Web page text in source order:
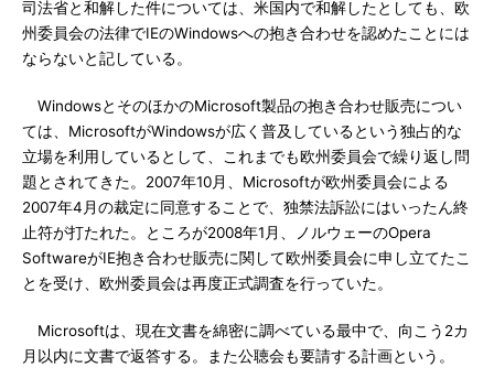
司法省と和解した件については、米国内で和解したとしても、欧
州委員会の法律でIEのWindowsへの抱き合わせを認めたことには
ならないと記している。
WindowsとそのほかのMicrosoft製品の抱き合わせ販売につい
ては、MicrosoftがWindowsが広く普及しているという独占的な
立場を利用しているとして、これまでも欧州委員会で繰り返し問
題とされてきた。2007年10月、Microsoftが欧州委員会による
2007年4月の裁定に同意することで、独禁法訴訟にはいったん終
止符が打たれた。ところが2008年1月、ノルウェーのOpera
SoftwareがIE抱き合わせ販売に関して欧州委員会に申し立てたこ
とを受け、欧州委員会は再度正式調査を行っていた。
Microsoftは、現在文書を綿密に調べている最中で、向こう2カ
月以内に文書で返答する。また公聴会も要請する計画という。